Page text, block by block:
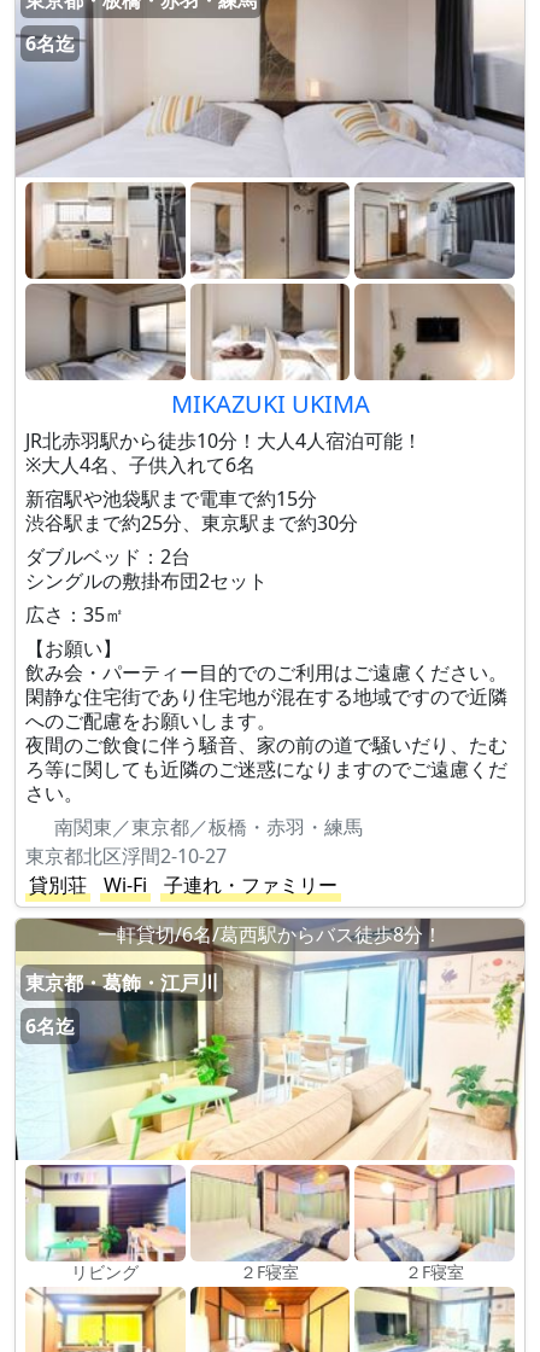
6名迄
MIKAZUKI UKIMA
JR北赤羽駅から徒歩10分！大人4人宿泊可能！
※大人4名、子供入れて6名
新宿駅や池袋駅まで電車で約15分
渋谷駅まで約25分、東京駅まで約30分
ダブルベッド：2台
シングルの敷掛布団2セット
広さ：35㎡
【お願い】
飲み会・パーティー目的でのご利用はご遠慮ください。
閑静な住宅街であり住宅地が混在する地域ですので近隣
へのご配慮をお願いします。
夜間のご飲食に伴う騒音、家の前の道で騒いだり、たむ
ろ等に関しても近隣のご迷惑になりますのでご遠慮くだ
さい。
南関東／東京都／板橋・赤羽・練馬
東京都北区浮間2-10-27
貸別荘
Wi-Fi
子連れ・ファミリー
一軒貸切/6名/葛西駅からバス徒歩8分！
東京都・葛飾・江戸川
6名迄
リビング ２F寝室 ２F寝室